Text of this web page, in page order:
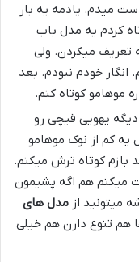
میدم. یادمه یه بار
کردم یه مدل باب
تعریف میکردن. ولی
انگار خودم نبودم. بعد
موهامو کوتاه کنم.
یهویی قیچی رو
یه کم از نوک موهامو
بازم کوتاه ترش میکنم.
میکنم هم اگه پشیمون
میتونید از مدل های
هم تنوع دارن هم خیلی